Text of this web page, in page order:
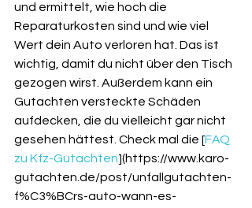
und ermittelt, wie hoch die
Reparaturkosten sind und wie viel
Wert dein Auto verloren hat. Das ist
wichtig, damit du nicht über den Tisch
gezogen wirst. Außerdem kann ein
Gutachten versteckte Schäden
aufdecken, die du vielleicht gar nicht
gesehen hättest. Check mal die [FAQ
zu Kfz-Gutachten](https://www.karo-
gutachten.de/post/unfallgutachten-
f%C3%BCrs-auto-wann-es-